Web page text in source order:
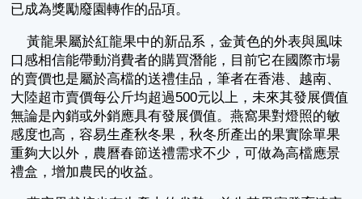
已成為獎勵廢園轉作的品項。
黃龍果屬於紅龍果中的新品系，金黃色的外表與風味
口感相信能帶動消費者的購買潛能，目前它在國際市場
的賣價也是屬於高檔的送禮佳品，筆者在香港、越南、
大陸超市賣價每公斤均超過500元以上，未來其發展價值
無論是內銷或外銷應具有發展價值。燕窩果對燈照的敏
感度也高，容易生產秋冬果，秋冬所產出的果實除單果
重夠大以外，農曆春節送禮需求不少，可做為高檔應景
禮盒，增加農民的收益。